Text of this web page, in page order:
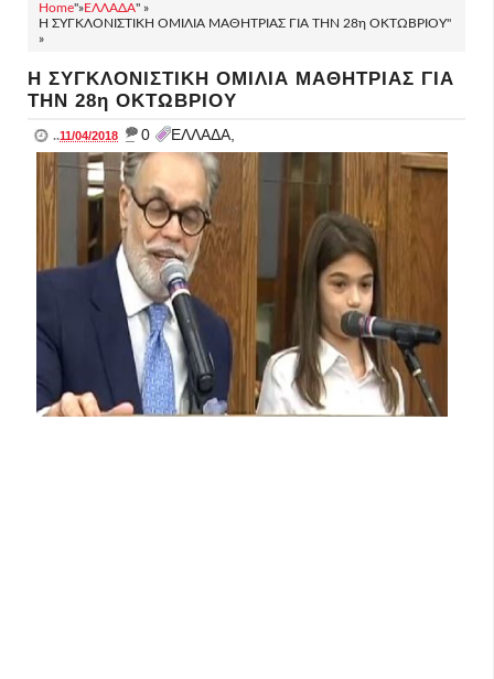
Home"»ΕΛΛΑΔΑ" »
H ΣΥΓΚΛΟΝΙΣΤΙΚΗ ΟΜΙΛΙΑ ΜΑΘΗΤΡΙΑΣ ΓΙΑ ΤΗΝ 28η ΟΚΤΩΒΡΙΟΥ"
»
H ΣΥΓΚΛΟΝΙΣΤΙΚΗ ΟΜΙΛΙΑ ΜΑΘΗΤΡΙΑΣ ΓΙΑ
ΤΗΝ 28η ΟΚΤΩΒΡΙΟΥ
..11/04/2018 _ 0 ΕΛΛΑΔΑ,